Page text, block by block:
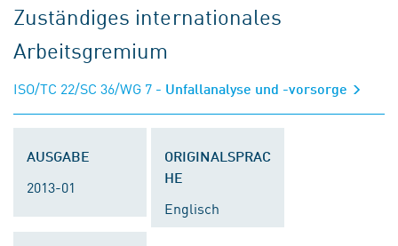
Zuständiges internationales
Arbeitsgremium
ISO/TC 22/SC 36/WG 7 - Unfallanalyse und -vorsorge
AUSGABE
2013-01
ORIGINALSPRAC
HE
Englisch